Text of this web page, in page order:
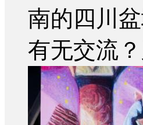
南的四川
有无交流